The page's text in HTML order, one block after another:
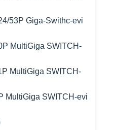
53P Giga-Swithc-evi
MultiGiga SWITCH-
MultiGiga SWITCH-
MultiGiga SWITCH-evi